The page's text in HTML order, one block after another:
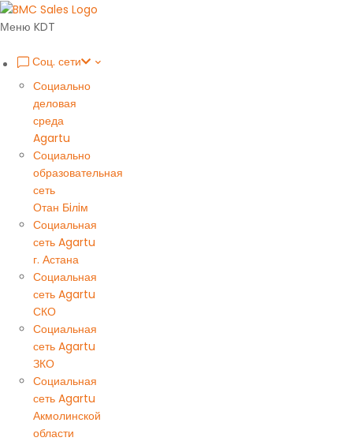
Меню KDT
Соц. сети
Социально
деловая
среда
Agartu
Социально
образовательная
сеть
Отан Бiлiм
Социальная
сеть Agartu
г. Астана
Социальная
сеть Agartu
СКО
Социальная
сеть Agartu
ЗКО
Социальная
сеть Agartu
Акмолинской
области